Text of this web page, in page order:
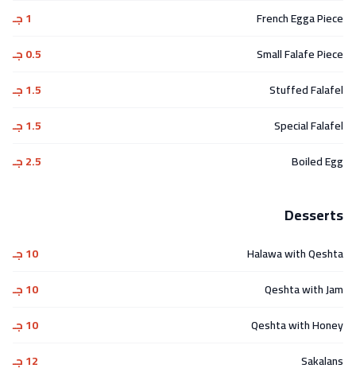
French Egga Piece
1 جـ
Small Falafe Piece
0.5 جـ
Stuffed Falafel
1.5 جـ
Special Falafel
1.5 جـ
Boiled Egg
2.5 جـ
Desserts
Halawa with Qeshta
10 جـ
Qeshta with Jam
10 جـ
Qeshta with Honey
10 جـ
Sakalans
12 جـ